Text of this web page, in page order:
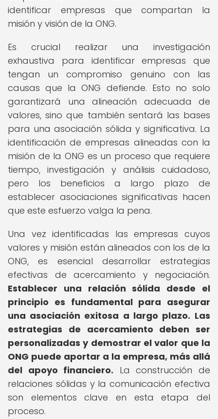
identificar empresas que compartan la
misión y visión de la ONG.
Es crucial realizar una investigación
exhaustiva para identificar empresas que
tengan un compromiso genuino con las
causas que la ONG defiende. Esto no solo
garantizará una alineación adecuada de
valores, sino que también sentará las bases
para una asociación sólida y significativa. La
identificación de empresas alineadas con la
misión de la ONG es un proceso que requiere
tiempo, investigación y análisis cuidadoso,
pero los beneficios a largo plazo de
establecer asociaciones significativas hacen
que este esfuerzo valga la pena.
Una vez identificadas las empresas cuyos
valores y misión están alineados con los de la
ONG, es esencial desarrollar estrategias
efectivas de acercamiento y negociación.
Establecer una relación sólida desde el
principio es fundamental para asegurar
una asociación exitosa a largo plazo. Las
estrategias de acercamiento deben ser
personalizadas y demostrar el valor que la
ONG puede aportar a la empresa, más allá
del apoyo financiero. La construcción de
relaciones sólidas y la comunicación efectiva
son elementos clave en esta etapa del
proceso.